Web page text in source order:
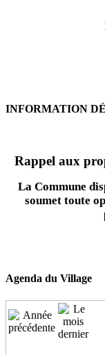
INFORMATION
Rappel aux
La Commune
soumet toute
Agenda du Village